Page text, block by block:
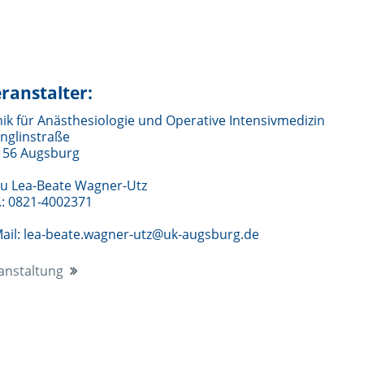
für Anästhesiologie und Operative Intensivmedizin
Augsburg
Lea-Beate Wagner-Utz
0821-4002371
lea-beate.wagner-utz@uk-augsburg.de